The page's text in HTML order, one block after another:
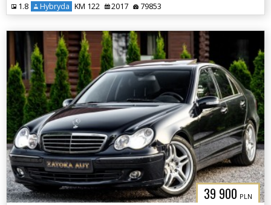
1.8 Hybryda KM 122 2017 79853
39 900 PLN